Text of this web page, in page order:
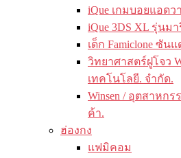
iQue เกมบอยแอดว
iQue 3DS XL รุ่นม
เด็ก Famiclone ซัน
วิทยาศาสตร์ฝูโจว
เทคโนโลยี. จำกัด.
Winsen / อุตสาหก
ค้า.
ฮ่องกง
แฟมิคอม